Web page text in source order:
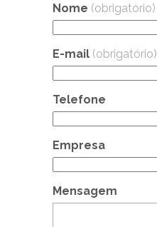
Nome (obrigatório)
E-mail (obrigatório)
Telefone
Empresa
Mensagem